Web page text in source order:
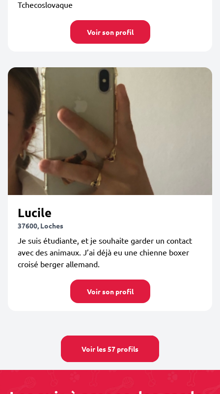
Tchecoslovaque
Voir son profil
Lucile
37600, Loches
Je suis étudiante, et je souhaite garder un contact
avec des animaux. J’ai déjà eu une chienne boxer
croisé berger allemand.
Voir son profil
Voir les 57 profils